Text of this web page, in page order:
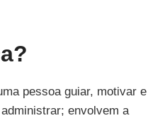
pessoa guiar, motivar e
envolvem a